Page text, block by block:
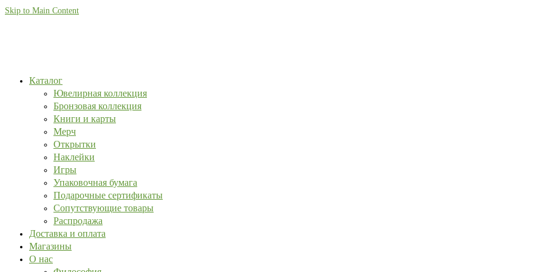
Skip to Main Content
Каталог
Ювелирная коллекция
Бронзовая коллекция
Книги и карты
Мерч
Открытки
Наклейки
Игры
Упаковочная бумага
Подарочные сертификаты
Сопутствующие товары
Распродажа
Доставка и оплата
Магазины
О нас